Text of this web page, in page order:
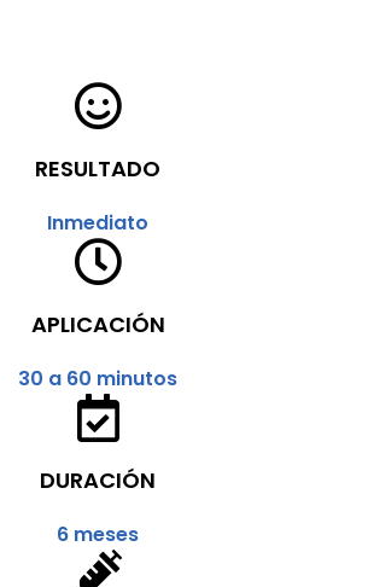
RESULTADO
Inmediato
APLICACIÓN
30 a 60 minutos
DURACIÓN
6 meses